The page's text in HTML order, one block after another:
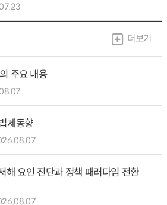
더보기
주요 내용
제동향
해 요인 진단과 정책 패러다임 전환